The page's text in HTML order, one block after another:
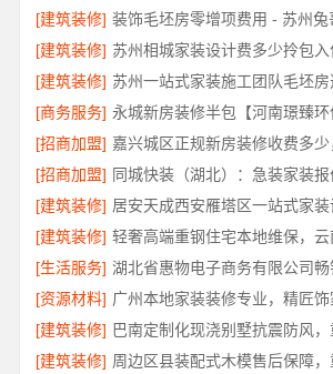
[建筑装修]
[建筑装修]
[建筑装修]
[商务服务]
[招商加盟] 嘉兴城区正规新房装修收费多
[招商加盟] 同城快装（湖北）：急装家装
[建筑装修]
[建筑装修]
[生活服务]
[资源材料] 广州本地家装装修专业，精匠
[建筑装修] 巴南定制化现浇别墅抗震防风
[建筑装修] 周边区县装配式木模售后保障